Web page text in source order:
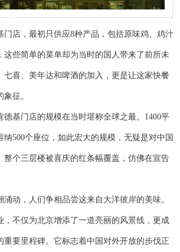
门店，最初只供应8种产品，包括原味鸡、鸡汁
这些简单的菜单却为当时的国人带来了前所未
七喜、美年达和啤酒的加入，更是让这家快餐
征。
德基门店的规模在当时堪称全球之最。1400平
500个座位，如此宏大的规模，无疑是对中国
整个三层楼被喜庆的红条幅覆盖，仿佛在宣告
动，人们争相品尝这来自大洋彼岸的美味。
，不仅为北京增添了一道亮丽的风景线，更成
重要里程碑。它标志着中国对外开放的步伐正